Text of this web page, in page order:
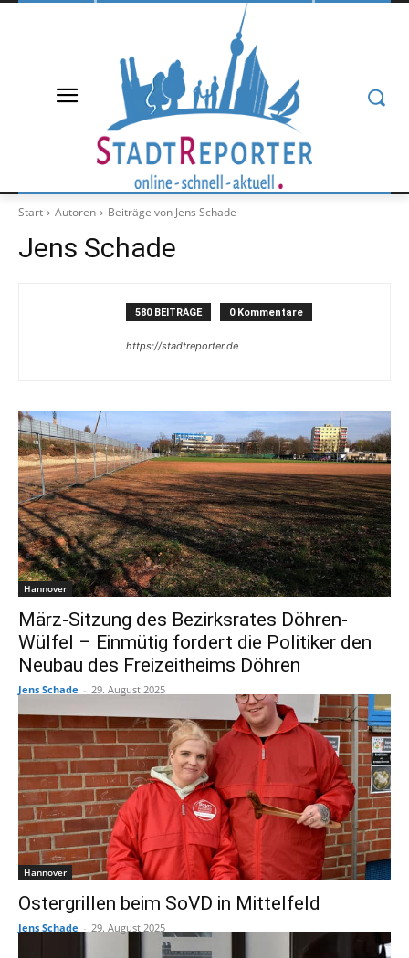
Start Autoren Beiträge von Jens Schade
Jens Schade
580 BEITRÄGE 0 Kommentare
https://stadtreporter.de
Hannover
März-Sitzung des Bezirksrates Döhren-
Wülfel – Einmütig fordert die Politiker den
Neubau des Freizeitheims Döhren
Jens Schade - 29. August 2025
Hannover
Ostergrillen beim SoVD in Mittelfeld
Jens Schade - 29. August 2025